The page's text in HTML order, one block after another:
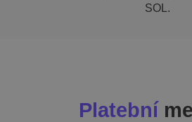
SOL.
Platební